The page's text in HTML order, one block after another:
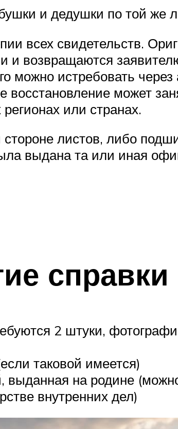
и дедушки по той же
всех свидетельств.
и возвращаются
можно истребовать
может
или странах.
листов, либо
выдана та или иная
2 штуки,
таковой имеется)
выданная на родине
внутренних дел)